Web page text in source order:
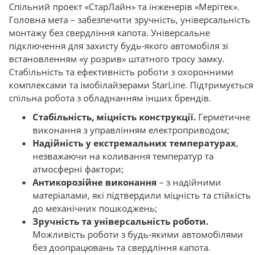
Спільний проект «СтарЛайн» та інженерів «Мерітек».
Головна мета – забезпечити зручність, універсальність
монтажу без свердління капота. Універсальне
підключення для захисту будь-якого автомобіля зі
встановленням «у розрив» штатного тросу замку.
Стабільність та ефективність роботи з охоронними
комплексами та імобілайзерами StarLine. Підтримується
спільна робота з обладнанням інших брендів.
Стабільність, міцність конструкції. Герметичне
виконання з управлінням електроприводом;
Надійність у екстремальних температурах,
незважаючи на коливання температур та
атмосферні фактори;
Антикорозійне виконання – з надійними
матеріалами, які підтвердили міцність та стійкість
до механічних пошкоджень;
Зручність та універсальність роботи.
Можливість роботи з будь-якими автомобілями
без доопрацювань та свердління капота.